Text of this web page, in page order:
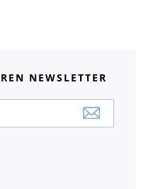
NEWSLETTER